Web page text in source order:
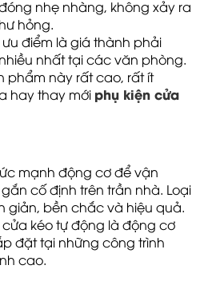
nhẹ nhàng, không xảy ra
hỏng.
ưu điểm là giá thành phải
nhất tại các văn phòng.
phẩm này rất cao, rất ít
hay thay mới phụ kiện cửa
mạnh động cơ để vận
cố định trên trần nhà. Loại
cửa kéo tự động là động cơ
đặt tại những công trình
cao.